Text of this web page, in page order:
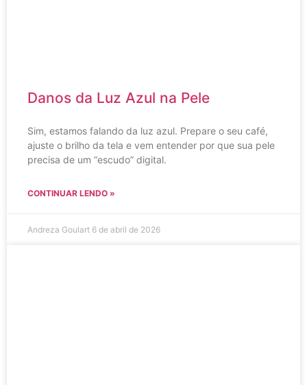
Danos da Luz Azul na Pele
Sim, estamos falando da luz azul. Prepare o seu café,
ajuste o brilho da tela e vem entender por que sua pele
precisa de um “escudo” digital.
CONTINUAR LENDO »
Andreza Goulart 6 de abril de 2026